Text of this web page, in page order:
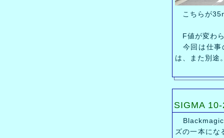
こちらが
F値が変わ
今回は仕事
は、また別途
SIGMA
Blackmagic
ズの一本に